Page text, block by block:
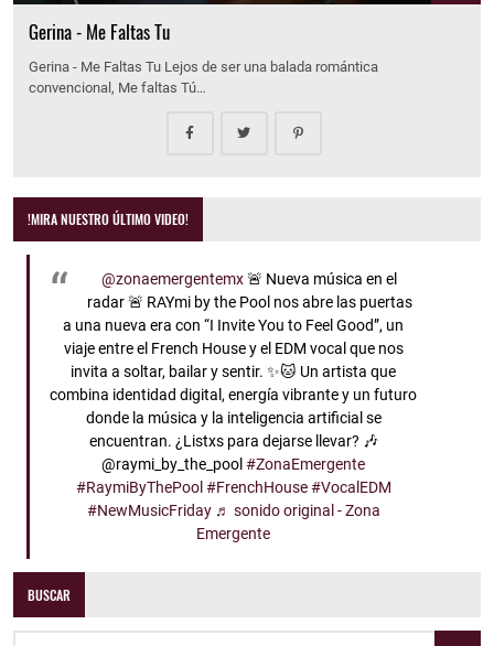
Gerina - Me Faltas Tu
Gerina - Me Faltas Tu Lejos de ser una balada romántica
convencional, Me faltas Tú…
!MIRA NUESTRO ÚLTIMO VIDEO!
@zonaemergentemx🚨 Nueva música en el
radar 🚨 RAYmi by the Pool nos abre las puertas
a una nueva era con “I Invite You to Feel Good”, un
viaje entre el French House y el EDM vocal que nos
invita a soltar, bailar y sentir. ✨🐱 Un artista que
combina identidad digital, energía vibrante y un futuro
donde la música y la inteligencia artificial se
encuentran. ¿Listxs para dejarse llevar? 🎶
@raymi_by_the_pool#ZonaEmergente
#RaymiByThePool #FrenchHouse #VocalEDM
#NewMusicFriday ♬ sonido original - Zona
Emergente
BUSCAR